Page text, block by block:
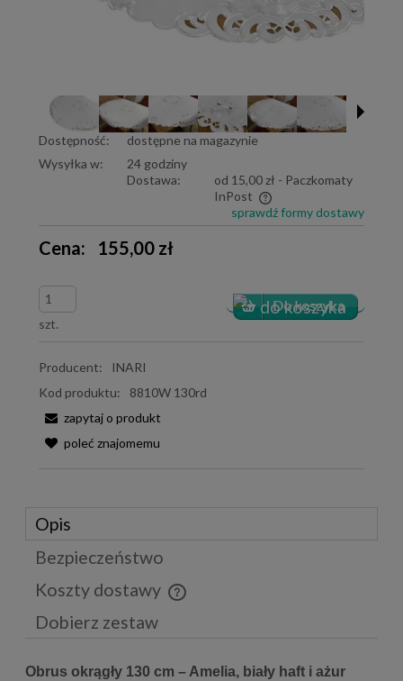
Dostępność:
dostępne na magazynie
Wysyłka w:
24 godziny
Dostawa:
od 15,00 zł - Paczkomaty
InPost
Cena nie zawiera ewentualnych kosztów płatności
sprawdź formy dostawy
Cena: 155,00 zł
szt.
Producent:
INARI
Kod produktu:
8810W 130rd
zapytaj o produkt
poleć znajomemu
Opis
Bezpieczeństwo
Koszty dostawy
Cena nie zawiera ewentualnych kosztów płatności
Dobierz zestaw
Obrus okrągły 130 cm – Amelia, biały haft i ażur